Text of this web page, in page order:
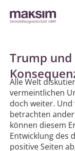
Trump und
Alle Welt
vermeintlichen
doch weiter. Und
betrachten
können diesem
Entwicklung des
positive Seiten